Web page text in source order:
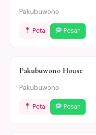
Pakubuwono
Peta Pesan
Pakubuwono House
Pakubuwono
Peta Pesan